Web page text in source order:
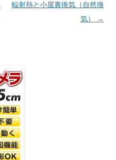
輻射熱と小屋裏換気（自然換
気）
→